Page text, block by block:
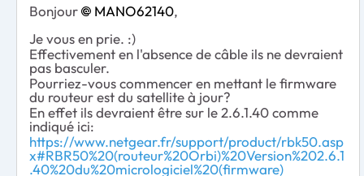
Bonjour MANO62140,
Je vous en prie. :)
Effectivement en l'absence de câble ils ne devraient
pas basculer.
Pourriez-vous commencer en mettant le firmware
du routeur est du satellite à jour?
En effet ils devraient être sur le 2.6.1.40 comme
indiqué ici:
https://www.netgear.fr/support/product/rbk50.asp
x#RBR50%20(routeur%20Orbi)%20Version%202.6.1
.40%20du%20micrologiciel%20(firmware)